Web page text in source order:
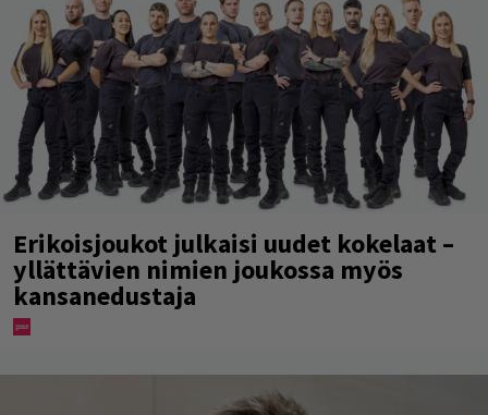
Erikoisjoukot julkaisi uudet kokelaat –
yllättävien nimien joukossa myös
kansanedustaja